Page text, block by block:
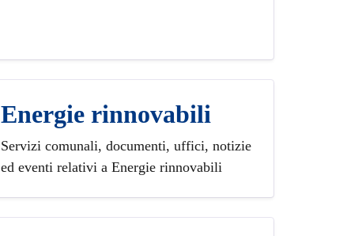
Energie rinnovabili
Servizi comunali, documenti, uffici, notizie
ed eventi relativi a Energie rinnovabili